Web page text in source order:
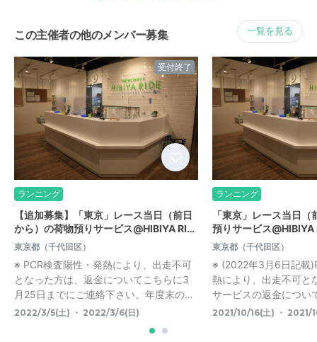
この主催者の他のメンバー募集 一覧を見る
受付終了
ランニング
【追加募集】「東京」レース当日（前日
から）の荷物預りサービス@HIBIYA RI…
東京都（千代田区）
※ PCR検査陽性・発熱により、出走不可
となった方は、返金についてこちらに3
月25日までにご連絡下さい。年度末の…
2022/3/5(土) ・ 2022/3/6(日)
ランニング
「東京」レース当日
預りサービス@HIBIYA
東京都（千代田区）
※ (2022年3月6日記載
熱により、出走不可と
サービスの返金につい
2021/10/16(土) ・ 2021/